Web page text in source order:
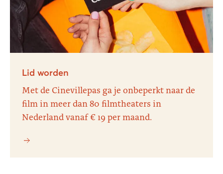
Lid worden
Met de Cinevillepas ga je onbeperkt naar de
film in meer dan 80 filmtheaters in
Nederland vanaf € 19 per maand.